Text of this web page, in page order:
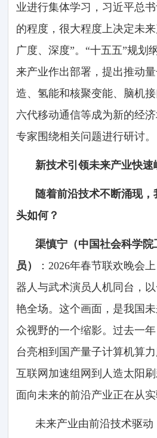
业进行集体学习，习近平总
的程度，很大程度上决定未来
广度、深度”。“十五五”规划
来产业作出部署，提出推动
造、氢能和核聚变能、脑机
六代移动通信等成为新的经
专家围绕相关问题进行研讨。
新技术引领未来产业快速
随着前沿技术不断涌现
头如何？
渠慎宁（中国社会科学
员）
：2026年春节联欢晚会
器人与武术演员人机同台，
艳全场。这个画面，是我国
众视野的一个缩影。过去一
台亮相到国产量子计算机算
互联网加速组网到人造太阳
面向未来的前沿产业正在从实
未来产业由前沿技术驱